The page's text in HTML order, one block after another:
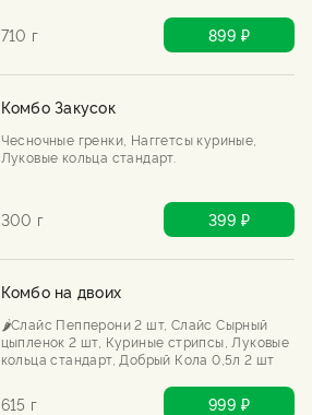
710 г 899 ₽
Комбо Закусок
Чесночные гренки, Наггетсы куриные,
Луковые кольца стандарт.
300 г 399 ₽
Комбо на двоих
🌶️Слайс Пепперони 2 шт, Слайс Сырный
цыпленок 2 шт, Куриные стрипсы, Луковые
кольца стандарт, Добрый Кола 0,5л 2 шт
615 г 999 ₽